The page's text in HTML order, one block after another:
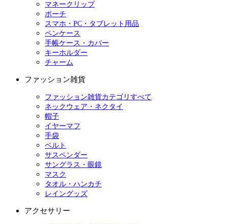
マネークリップ
ポーチ
スマホ・PC・タブレット用品
ペンケース
手帳ケース・カバー
キーホルダー
チャーム
ファッション雑貨
ファッション雑貨カテゴリすべて
ネックウェア・ネクタイ
帽子
イヤーマフ
手袋
ベルト
サスペンダー
サングラス・眼鏡
マスク
タオル・ハンカチ
レイングッズ
アクセサリー